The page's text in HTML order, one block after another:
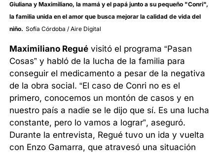
Giuliana y Maximiliano, la mamá y el papá junto a su pequeño "Conri",
la familia unida en el amor que busca mejorar la calidad de vida del
niño. Sofía Córdoba / Aire Digital
Maximiliano Regué visitó el programa “Pasan
Cosas” y habló de la lucha de la familia para
conseguir el medicamento a pesar de la negativa
de la obra social. “El caso de Conri no es el
primero, conocemos un montón de casos y en
nuestro país a nadie se le dijo que sí. Es una lucha
constante, pero lo vamos a lograr”, aseguró.
Durante la entrevista, Regué tuvo un ida y vuelta
con Enzo Gamarra, que atravesó una situación